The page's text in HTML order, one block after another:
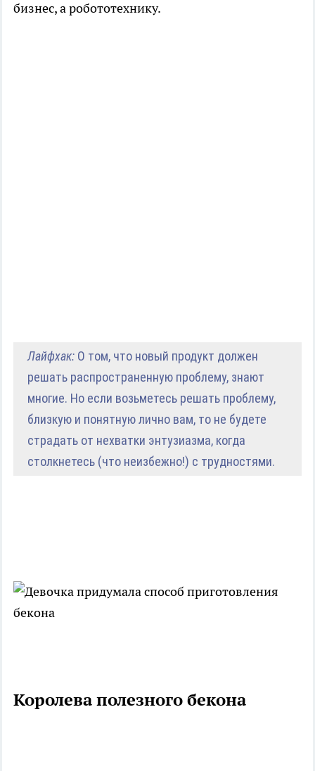
бизнес, а робототехнику.
Лайфхак: О том, что новый продукт должен
решать распространенную проблему, знают
многие. Но если возьметесь решать проблему,
близкую и понятную лично вам, то не будете
страдать от нехватки энтузиазма, когда
столкнетесь (что неизбежно!) с трудностями.
Королева полезного бекона